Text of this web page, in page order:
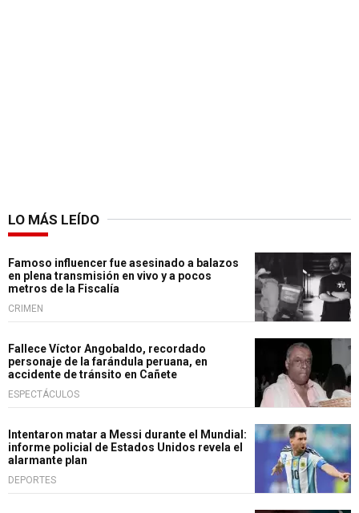
LO MÁS LEÍDO
Famoso influencer fue asesinado a balazos
en plena transmisión en vivo y a pocos
metros de la Fiscalía
CRIMEN
Fallece Víctor Angobaldo, recordado
personaje de la farándula peruana, en
accidente de tránsito en Cañete
ESPECTÁCULOS
Intentaron matar a Messi durante el Mundial:
informe policial de Estados Unidos revela el
alarmante plan
DEPORTES